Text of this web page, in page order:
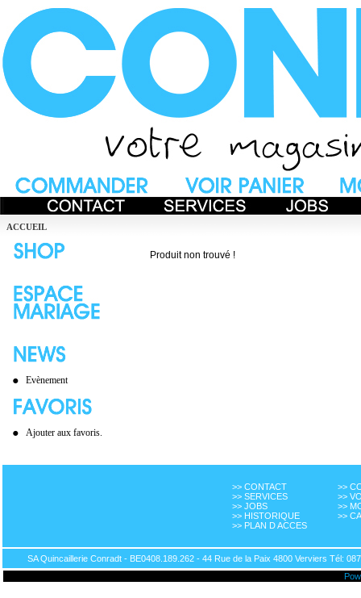
ACCUEIL
Evènement
Ajouter aux favoris.
Produit non trouvé !
>> CONTACT
>> SERVICES
>> JOBS
>> HISTORIQUE
>> PLAN D ACCES
>>
>>
>>
>>
SA Quincaillerie Conradt - BE0408.189.262 - 44 Rue de la Paix 4800 Verviers Tél: